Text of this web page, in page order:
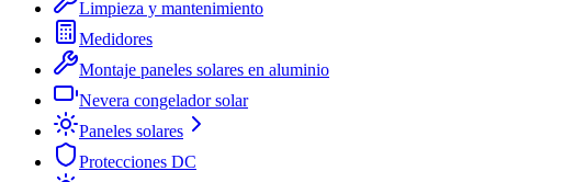
Limpieza y mantenimiento
Medidores
Montaje paneles solares en aluminio
Nevera congelador solar
Paneles solares
Protecciones DC